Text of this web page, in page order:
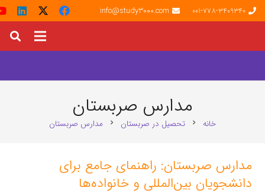
001-778-3409340
info@study3000.com
مدارس صربستان
خانه chevron_right تحصیل در صربستان chevron_right مدارس صربستان
مدارس صربستان: راهنمای جامع برای
دانشجویان بین‌المللی و خانواده‌ها